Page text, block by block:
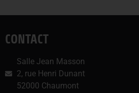
CONTACT
Salle Jean Masson
2, rue Henri Dunant
52000 Chaumont